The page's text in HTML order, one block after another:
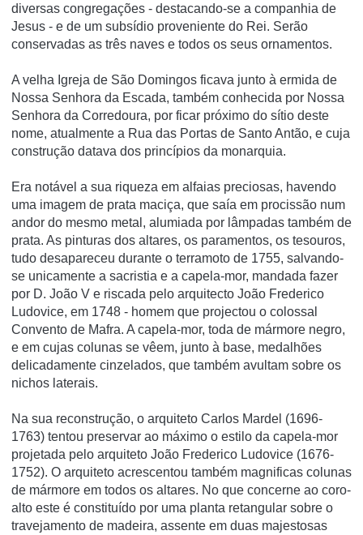
diversas congregações - destacando-se a companhia de
Jesus - e de um subsí­dio proveniente do Rei. Serão
conservadas as três naves e todos os seus ornamentos.
A velha Igreja de São Domingos ficava junto à ermida de
Nossa Senhora da Escada, também conhecida por Nossa
Senhora da Corredoura, por ficar próximo do sí­tio deste
nome, atualmente a Rua das Portas de Santo Antão, e cuja
construção datava dos princí­pios da monarquia.
Era notável a sua riqueza em alfaias preciosas, havendo
uma imagem de prata maciça, que saí­a em procissão num
andor do mesmo metal, alumiada por lâmpadas também de
prata. As pinturas dos altares, os paramentos, os tesouros,
tudo desapareceu durante o terramoto de 1755, salvando-
se unicamente a sacristia e a capela-mor, mandada fazer
por D. João V e riscada pelo arquitecto João Frederico
Ludovice, em 1748 - homem que projectou o colossal
Convento de Mafra. A capela-mor, toda de mármore negro,
e em cujas colunas se vêem, junto à base, medalhões
delicadamente cinzelados, que também avultam sobre os
nichos laterais.
Na sua reconstrução, o arquiteto Carlos Mardel (1696-
1763) tentou preservar ao máximo o estilo da capela-mor
projetada pelo arquiteto João Frederico Ludovice (1676-
1752). O arquiteto acrescentou também magnificas colunas
de mármore em todos os altares. No que concerne ao coro-
alto este é constituí­do por uma planta retangular sobre o
travejamento de madeira, assente em duas majestosas